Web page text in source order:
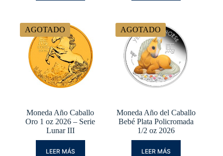
AGOTADO
Moneda Año Caballo
Oro 1 oz 2026 – Serie
Lunar III
LEER MÁS
AGOTADO
Moneda Año del Caballo
Bebé Plata Policromada
1/2 oz 2026
LEER MÁS